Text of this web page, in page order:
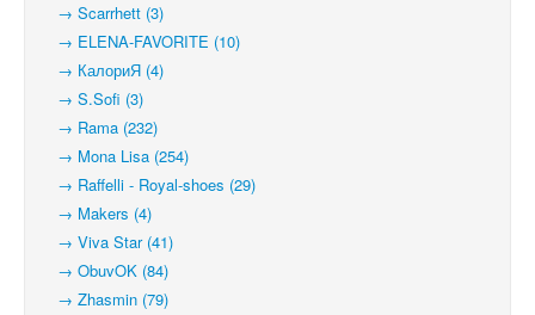
→ Scarrhett (3)
→ ELENA-FAVORITE (10)
→ КалориЯ (4)
→ S.Sofi (3)
→ Rama (232)
→ Mona Lisa (254)
→ Raffelli - Royal-shoes (29)
→ Makers (4)
→ Viva Star (41)
→ ObuvOK (84)
→ Zhasmin (79)